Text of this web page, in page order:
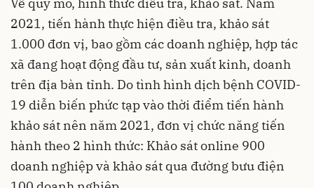
2021, tiến hành thực hiện điều tra, khảo sát
1.000 đơn vị, bao gồm các doanh nghiệp, hợp tác
xã đang hoạt động đầu tư, sản xuất kinh, doanh
trên địa bàn tỉnh. Do tình hình dịch bệnh COVID-
19 diễn biến phức tạp vào thời điểm tiến hành
khảo sát nên năm 2021, đơn vị chức năng tiến
hành theo 2 hình thức: Khảo sát online 900
doanh nghiệp và khảo sát qua đường bưu điện